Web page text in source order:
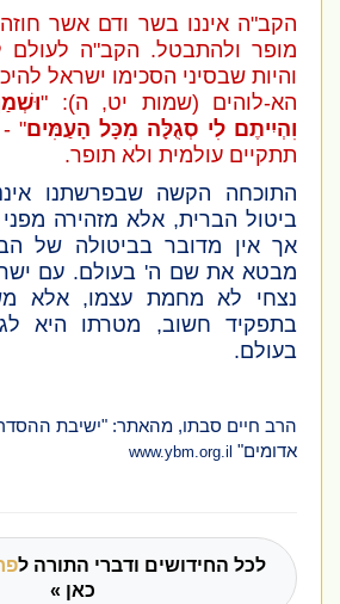
הקב"ה איננו בשר ודם אשר חוזה
מופר ולהתבטל. הקב"ה לעולם
והיות שבסיני הסכימו ישראל
הא-לוהים(שמות יט, ה): "
וִהְיִיתֶם לִי סְגֻלָּה מִכָּל הָעַמִּים" -
תתקיים עולמית ולא תופר.
התוכחה הקשה שבפרשתנו
ביטול הברית, אלא מזהירה מפני
אך אין מדובר בביטולה של
מבטא את שם ה' בעולם. עם
נצחי לא מחמת עצמו, אלא
בתפקיד חשוב, מטרתו היא
בעולם.
הרב חיים סבתו, מהאתר: "ישיבת
אדומים"www.ybm.org.il
לכל החידושים ודברי התורה ל
כאן »